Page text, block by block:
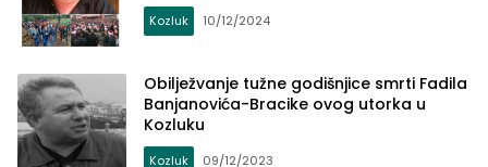
Kozluk 10/12/2024
Obilježvanje tužne godišnjice smrti Fadila
Banjanovića-Bracike ovog utorka u
Kozluku
Kozluk 09/12/2023